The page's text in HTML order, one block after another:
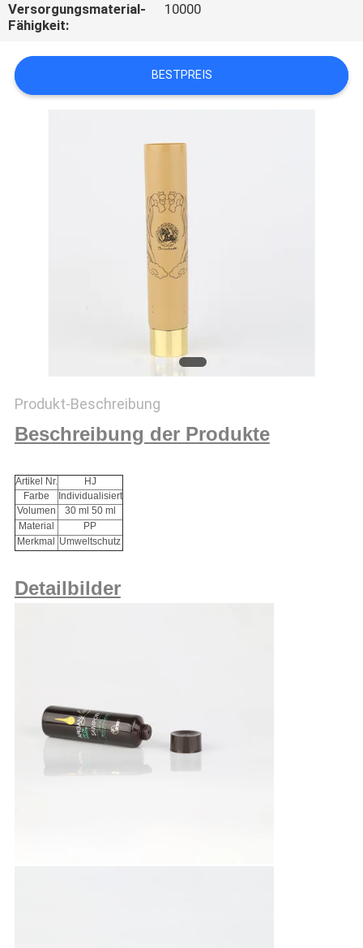
FORDERN
SIE
EIN
Versorgungsmaterial-
Fähigkeit:
10000
BESTPREIS
Produkt-Beschreibung
Beschreibung der Produkte
Artikel Nr.
HJ
Farbe
Individualisiert
Volumen
30 ml 50 ml
Material
PP
Merkmal
Umweltschutz
Detailbilder